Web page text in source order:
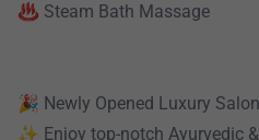
♨️ Steam Bath Massage
🎉 Newly Opened Luxury
✨ Enjoy top-notch Ayurvedic